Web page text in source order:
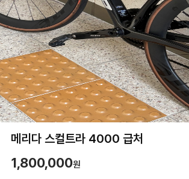
메리다 스컬트라 4000 급처
1,800,000원